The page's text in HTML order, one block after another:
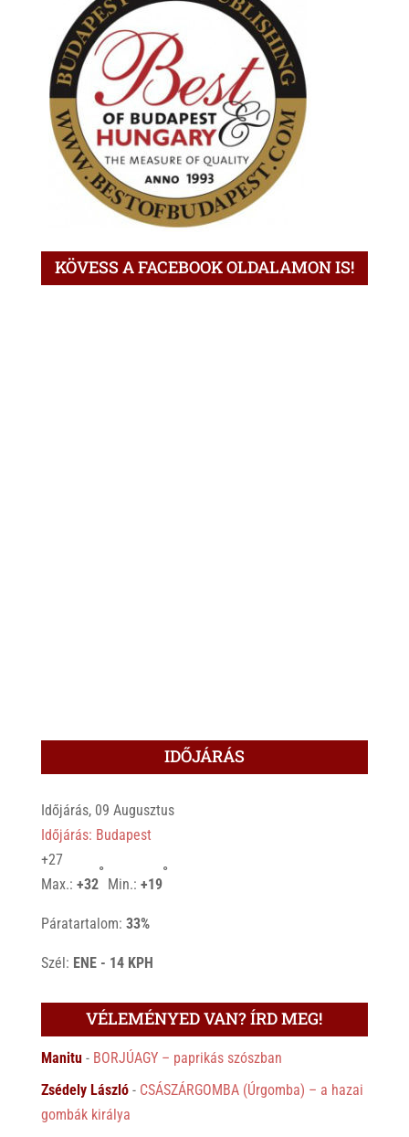
KÖVESS A FACEBOOK OLDALAMON IS!
IDŐJÁRÁS
Időjárás, 09 Augusztus
Időjárás: Budapest
+27
Max.: +32
°
Min.: +19
°
Páratartalom: 33%
Szél: ENE - 14 KPH
VÉLEMÉNYED VAN? ÍRD MEG!
Manitu- BORJÚAGY – paprikás szószban
Zsédely László- CSÁSZÁRGOMBA (Úrgomba) – a hazai
gombák királya